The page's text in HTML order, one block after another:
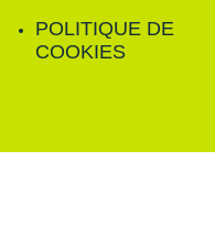
POLITIQUE DE
COOKIES